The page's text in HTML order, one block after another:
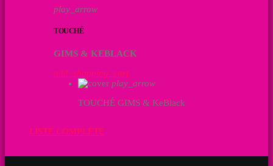
play_arrow
TOUCHÉ
GIMS & KEBLACK
add_shopping_cart
play_arrow
TOUCHÉ GIMS & KeBlack
LISTE COMPLÈTE